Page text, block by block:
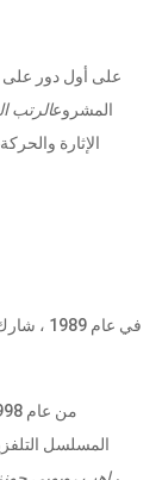
المشروعالرتب
الإثارة والحركة
في عام 1989 ، شارك في الفيلم التلفزيوني
المسلسل